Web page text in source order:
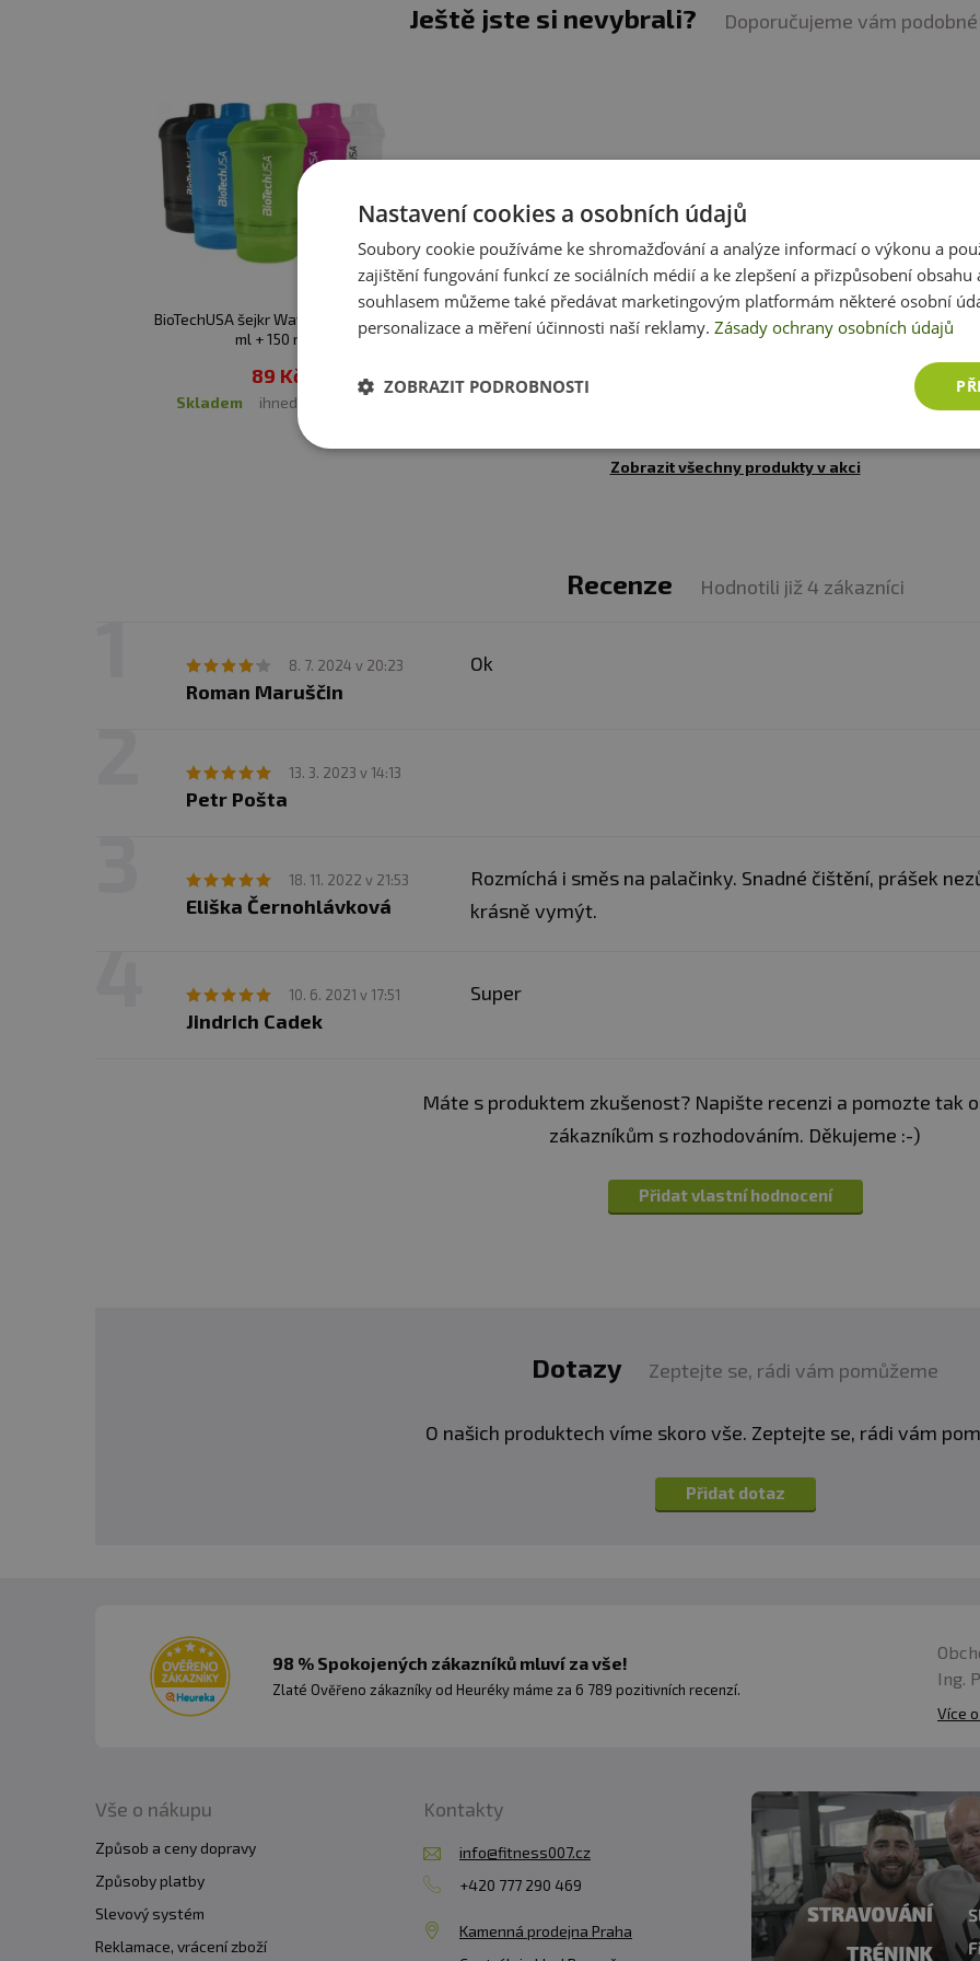
Ještě jste si nevybrali? Doporučujeme vám
BioTechUSA šejkr Wave+ Nano 300
ml + 150 ml
89 Kč
skladem ihned k expedici
Zobrazit všechny produkty v akci
Recenze Hodnotili již 4 zákazníci
8. 7. 2024 v 20:23
Roman Maruščin
Ok
13. 3. 2023 v 14:13
Petr Pošta
18. 11. 2022 v 21:53
Eliška Černohlávková
Rozmíchá i směs na palačinky. Snadné čištění, prášek
krásně vymýt.
10. 6. 2021 v 17:51
Jindrich Cadek
Super
Máte s produktem zkušenost? Napište recenzi a pomozte tak
zákazníkům s rozhodováním. Děkujeme :-)
Přidat vlastní hodnocení
Dotazy Zeptejte se, rádi vám pomůžeme
O našich produktech víme skoro vše. Zeptejte se, rádi vám
Přidat dotaz
98 % Spokojených zákazníků mluví za vše!
Zlaté Ověřeno zákazníky od Heuréky máme za 6 789 pozitivních recenzí.
Ing.
Více
Vše o nákupu
Způsob a ceny dopravy
Způsoby platby
Slevový systém
Reklamace, vrácení zboží
Kontakty
info@fitness007.cz
+420 777 290 469
Kamenná prodejna Praha
Nastavení cookies a osobních údajů
Soubory cookie používáme ke shromažďování a analýze informací o výkonu a
zajištění fungování funkcí ze sociálních médií a ke zlepšení a přizpůsobení obsahu
souhlasem můžeme také předávat marketingovým platformám některé osobní
personalizace a měření účinnosti naší reklamy. Zásady ochrany osobních údajů
ZOBRAZIT PODROBNOSTI